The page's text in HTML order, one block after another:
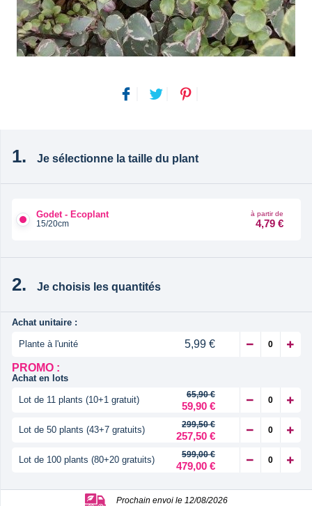
Je sélectionne la taille du plant
Godet - Ecoplant
15/20cm
à partir de
4,79 €
Je choisis les quantités
Achat unitaire :
Plante à l'unité
5,99 €
PROMO :
Achat en lots
Lot de 11 plants (10+1 gratuit) 65,90 €
59,90 €
Lot de 50 plants (43+7 gratuits) 299,50 €
257,50 €
Lot de 100 plants (80+20 gratuits) 599,00 €
479,00 €
Prochain envoi le 12/08/2026